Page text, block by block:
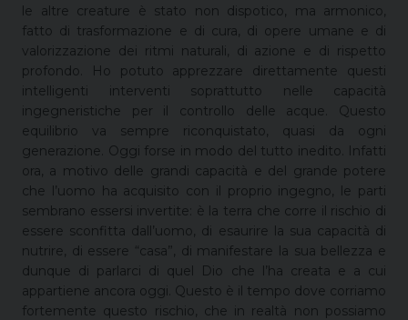
le altre creature è stato non dispotico, ma armonico,
fatto di trasformazione e di cura, di opere umane e di
valorizzazione dei ritmi naturali, di azione e di rispetto
profondo. Ho potuto apprezzare direttamente questi
intelligenti interventi soprattutto nelle capacità
ingegneristiche per il controllo delle acque. Questo
equilibrio va sempre riconquistato, quasi da ogni
generazione. Oggi forse in modo del tutto inedito. Infatti
ora, a motivo delle grandi capacità e del grande potere
che l’uomo ha acquisito con il proprio ingegno, le parti
sembrano essersi invertite: è la terra che corre il rischio di
essere sconfitta dall’uomo, di esaurire la sua capacità di
nutrire, di essere “casa”, di manifestare la sua bellezza e
dunque di parlarci di quel Dio che l’ha creata e a cui
appartiene ancora oggi. Questo è il tempo dove corriamo
fortemente questo rischio, che in realtà non possiamo